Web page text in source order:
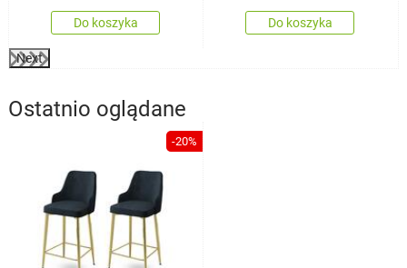
Do koszyka Do koszyka
Next
Ostatnio oglądane
-20%